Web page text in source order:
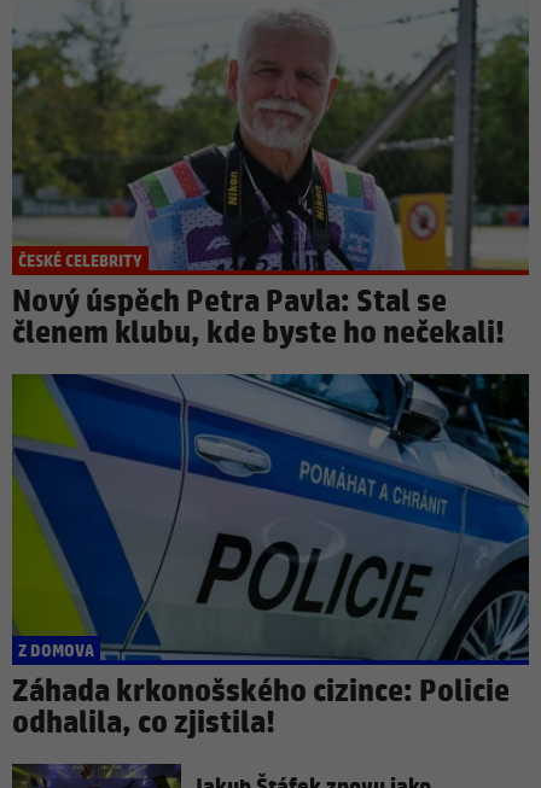
ČESKÉ CELEBRITY
Nový úspěch Petra Pavla: Stal se
členem klubu, kde byste ho nečekali!
Z DOMOVA
Záhada krkonošského cizince: Policie
odhalila, co zjistila!